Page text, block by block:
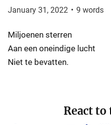
January 31, 2022 • 9 words
Miljoenen sterren
Aan een oneindige lucht
Niet te bevatten.
React